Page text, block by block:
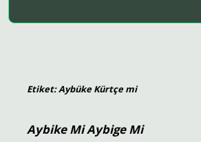
Etiket:Aybüke Kürtçe mi
Aybike Mi Aybige Mi